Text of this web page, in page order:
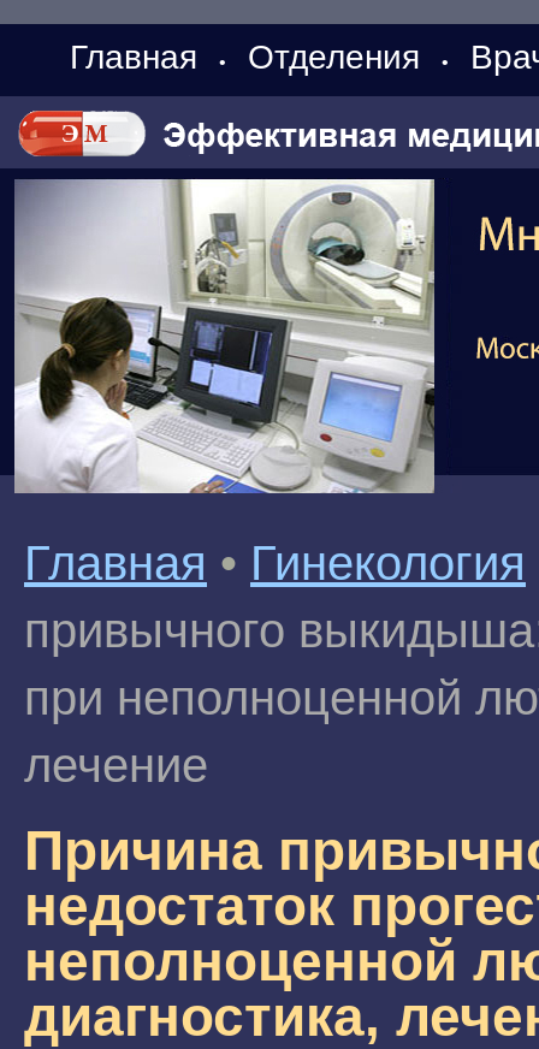
Главная • Отделения •
Главная • Гинекология
привычного
при неполноценной
лечение
Причина
недостаток
неполноценной
диагностика,